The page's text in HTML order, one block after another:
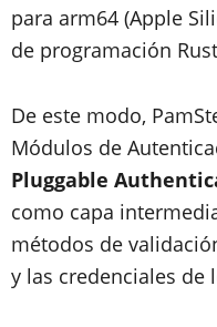
para arm64 (Apple
de programación
De este modo,
Módulos de
Pluggable
como capa
métodos de
y las credenciales de